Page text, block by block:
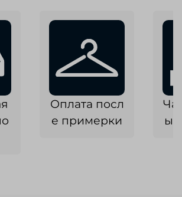
Оплата посл
е примерки